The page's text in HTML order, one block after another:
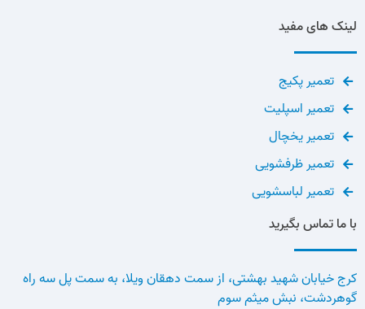
لینک های مفید
تعمیر پکیج
تعمیر اسپلیت
تعمیر یخچال
تعمیر ظرفشویی
تعمیر لباسشویی
با ما تماس بگیرید
کرج خیابان شهید بهشتی، از سمت دهقان ویلا، به سمت پل سه راه
گوهردشت، نبش میثم سوم